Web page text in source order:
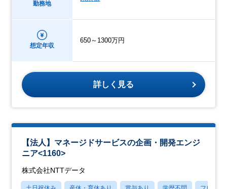
勤務地
想定年収
650～1300万円
詳しく見る
【法人】マネージドサービスの企画・開発エンジ
ニア<1160>
株式会社NTTデータ